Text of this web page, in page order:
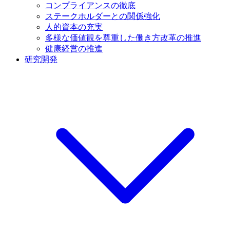
コンプライアンスの徹底
ステークホルダーとの関係強化
人的資本の充実
多様な価値観を尊重した働き方改革の推進
健康経営の推進
研究開発